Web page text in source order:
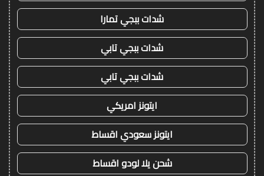
شدات ببجي تمارا
شدات ببجي تابي
شدات ببجي تابي
ايتونز امريكي
ايتونز سعودي اقساط
شحن يلا لودو اقساط